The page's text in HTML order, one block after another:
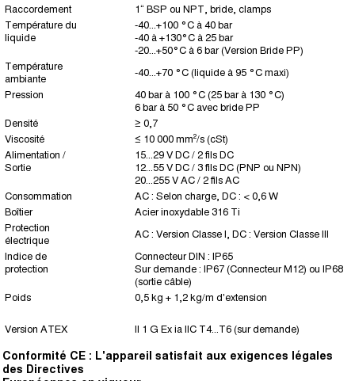
Raccordement
1“ BSP ou NPT, bride, clamps
Température du
liquide
-40...+100 °C à 40 bar
-40 à +130°C à 25 bar
-20...+50°C à 6 bar (Version Bride PP)
Température
ambiante
-40...+70 °C (liquide à 95 °C maxi)
Pression
40 bar à 100 °C (25 bar à 130 °C)
6 bar à 50 °C avec bride PP
Densité
≥ 0,7
Viscosité
≤ 10 000 mm²/s (cSt)
Alimentation /
Sortie
15...29 V DC / 2 fils DC
12...55 V DC / 3 fils DC (PNP ou NPN)
20...255 V AC / 2 fils AC
Consommation
AC : Selon charge, DC : < 0,6 W
Boîtier
Acier inoxydable 316 Ti
Protection
électrique
AC : Version Classe I, DC : Version Classe III
Indice de
protection
Connecteur DIN : IP65
Sur demande : IP67 (Connecteur M12) ou IP68
(sortie câble)
Poids
0,5 kg + 1,2 kg/m d'extension
Version ATEX II 1 G Ex ia IIC T4...T6 (sur demande)
Conformité CE : L'appareil satisfait aux exigences légales
des Directives